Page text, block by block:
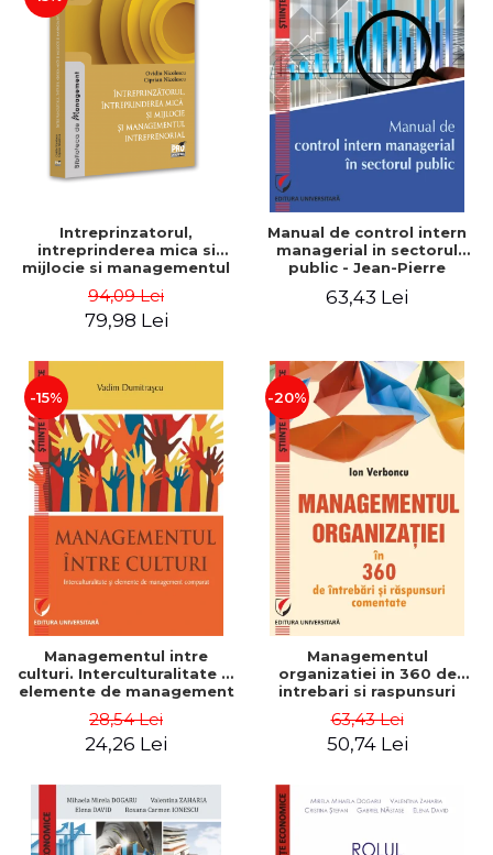
Intreprinzatorul,
intreprinderea mica si
mijlocie si managementul
Nicolescu, Ciprian
Nicolescu
94,09 Lei
79,98 Lei
Manual de control intern
managerial in sectorul
public - Jean-Pierre
63,43 Lei
-15%
Managementul intre
culturi. Interculturalitate si
elemente de management
Dumitrascu
28,54 Lei
24,26 Lei
-20%
Managementul
organizatiei in 360 de
intrebari si raspunsuri
63,43 Lei
50,74 Lei